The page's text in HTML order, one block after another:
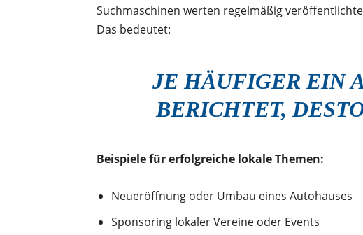
Suchmaschinen werten regelmäßig
Das bedeutet:
JE HÄUFIGER EIN
BERICHTET,
Beispiele für erfolgreiche lokale Themen:
Neueröffnung oder Umbau eines Autohauses
Sponsoring lokaler Vereine oder Events